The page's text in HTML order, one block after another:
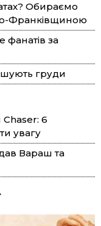
Обираємо
Франківщиною
фанатів за
груди
Chaser: 6
увагу
Вараш та